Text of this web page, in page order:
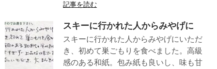
記事を読む
スキーに行かれた人からみやげに
スキーに行かれた人からみやげにいただ
き、初めて巣ごもりを食べました。高級
感のある和紙。包み紙も良いし、味も甘